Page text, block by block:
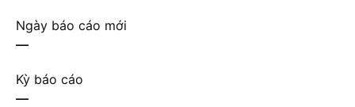
Ngày báo cáo mới
—
Kỳ báo cáo
—